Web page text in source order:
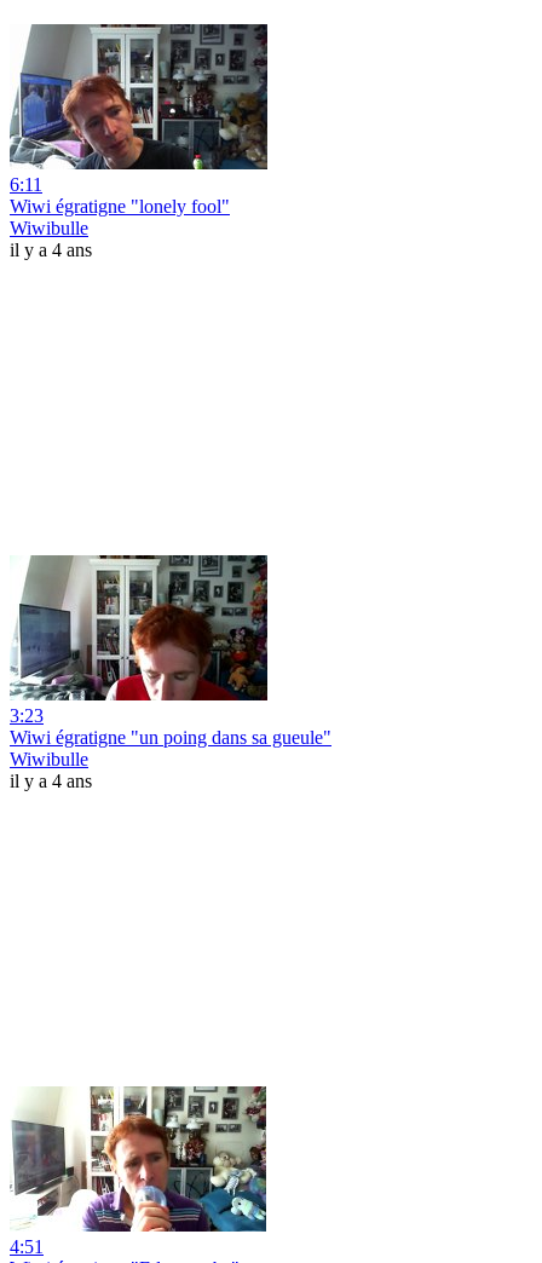
6:11
Wiwi égratigne "lonely fool"
Wiwibulle
il y a 4 ans
3:23
Wiwi égratigne "un poing dans sa gueule"
Wiwibulle
il y a 4 ans
4:51